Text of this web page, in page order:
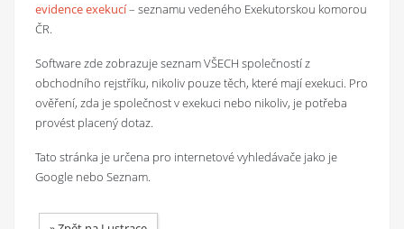
evidence exekucí– seznamu vedeného Exekutorskou komorou
ČR.
Software zde zobrazuje seznam VŠECH společností z
obchodního rejstříku, nikoliv pouze těch, které mají exekuci. Pro
ověření, zda je společnost v exekuci nebo nikoliv, je potřeba
provést placený dotaz.
Tato stránka je určena pro internetové vyhledávače jako je
Google nebo Seznam.